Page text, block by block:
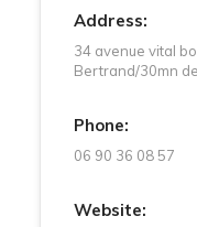
Address:
34 avenue vital
Bertrand/30mn
Phone:
06 90 36 08 57
Website: